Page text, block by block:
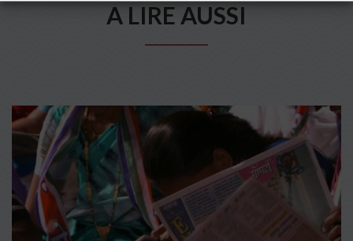
A LIRE AUSSI